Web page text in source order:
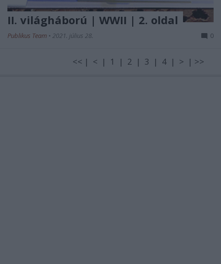
II. világháború | WWII | 2. oldal
Publikus Team • 2021. július 28. 0
<< | < | 1 | 2 | 3 | 4 | > | >>